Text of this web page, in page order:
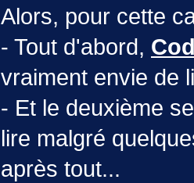
Alors, pour cette
- Tout d'abord,
vraiment envie de
- Et le deuxième
lire malgré
après tout...